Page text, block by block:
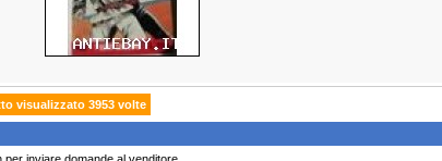
visualizzato 3953 volte